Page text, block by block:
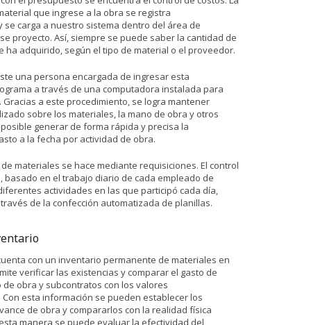
que ingrese a la obra se registra
se carga a nuestro sistema dentro del área de
proyecto. Así, siempre se puede saber la cantidad de
ha adquirido, según el tipo de material o el proveedor.
una persona encargada de ingresar esta
a través de una computadora instalada para
Gracias a este procedimiento, se logra mantener
sobre los materiales, la mano de obra y otros
generar de forma rápida y precisa la
a la fecha por actividad de obra.
materiales se hace mediante requisiciones. El control
basado en el trabajo diario de cada empleado de
actividades en las que participó cada día,
de la confección automatizada de planillas.
con un inventario permanente de materiales en
verificar las existencias y comparar el gasto de
obra y subcontratos con los valores
esta información se pueden establecer los
de obra y compararlos con la realidad física
manera se puede evaluar la efectividad del